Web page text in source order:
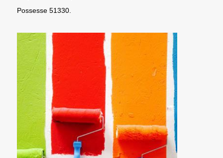
Possesse 51330.